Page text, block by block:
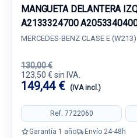
MANGUETA DELANTERA
A2133324700
MERCEDES-BENZ CLASE E
130,00 €
123,50 € sin IVA.
149,44 € (IVA incl.)
Ref: 7722060
Garantía 1 año Envío 24-48h